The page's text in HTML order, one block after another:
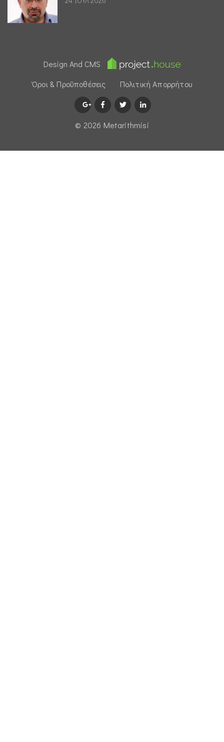
Design And CMS
Όροι & Προϋποθέσεις
Πολιτική Απορρήτου
© 2026 Μetarithmisi